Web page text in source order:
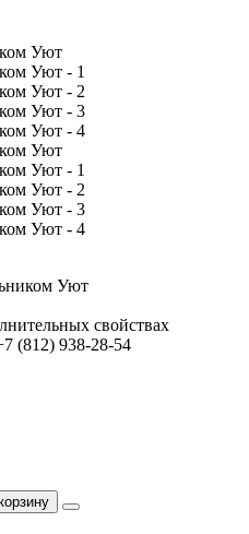
Уют
свойствах
(812) 938-28-54